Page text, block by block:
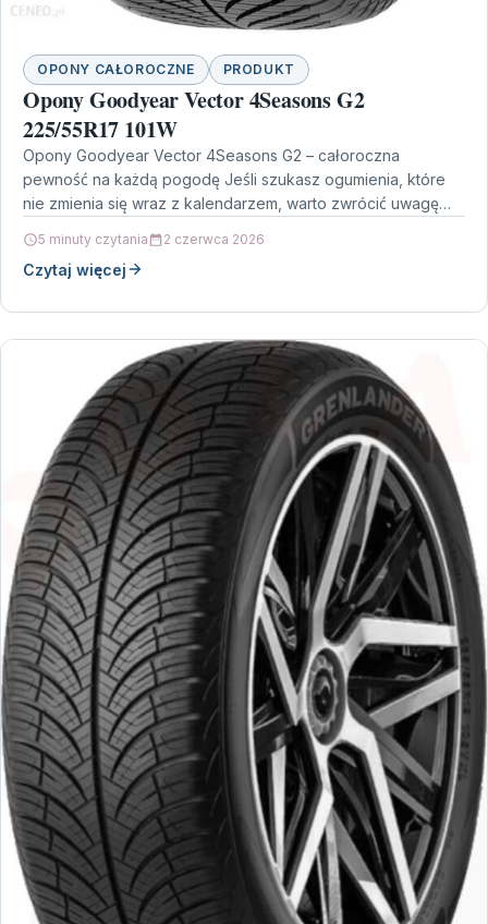
OPONY CAŁOROCZNE PRODUKT
Opony Goodyear Vector 4Seasons G2
225/55R17 101W
Opony Goodyear Vector 4Seasons G2 – całoroczna
pewność na każdą pogodę Jeśli szukasz ogumienia, które
nie zmienia się wraz z kalendarzem, warto zwrócić uwagę…
5 minuty czytania 2 czerwca 2026
Czytaj więcej